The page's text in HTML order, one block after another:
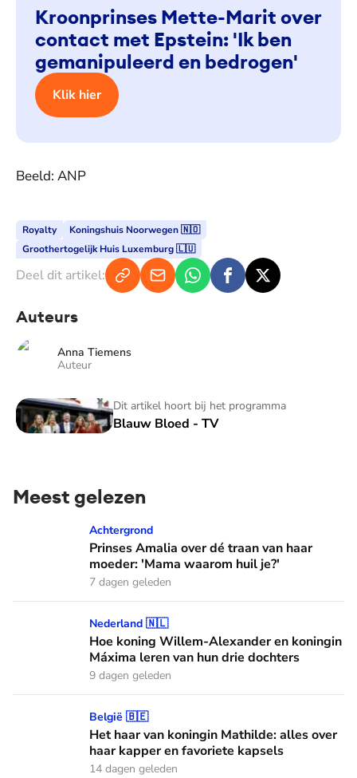
Kroonprinses Mette-Marit over
contact met Epstein: 'Ik ben
gemanipuleerd en bedrogen'
Klik hier
Beeld: ANP
Royalty
Koningshuis Noorwegen 🇳🇴
Groothertogelijk Huis Luxemburg 🇱🇺
Deel dit artikel:
Auteurs
Anna Tiemens
Auteur
Dit artikel hoort bij het programma
Blauw Bloed - TV
Blauw Bloed - TV
Meest gelezen
Prinses Amalia over dé traan van haar moeder: 'Mama
Achtergrond
Prinses Amalia over dé traan van haar
moeder: 'Mama waarom huil je?'
7 dagen geleden
Hoe koning Willem-Alexander en koningin Máxima leren
Nederland 🇳🇱
Hoe koning Willem-Alexander en koningin
Máxima leren van hun drie dochters
9 dagen geleden
Het haar van koningin Mathilde: alles over haar kapper en
België 🇧🇪
Het haar van koningin Mathilde: alles over
haar kapper en favoriete kapsels
14 dagen geleden